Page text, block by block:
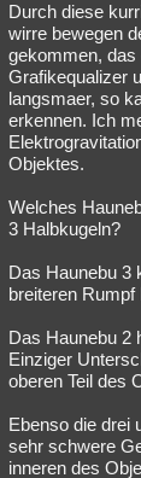
Durch diese
wirre bewegen
gekommen, das
Grafikequalizer
langsmaer, so
erkennen. Ich
Objektes.
Welches
3 Halbkugeln?
Das Haunebu 3
breiteren
Das Haunebu 2
Einziger
oberen Teil des
Ebenso die drei
sehr schwere
inneren des